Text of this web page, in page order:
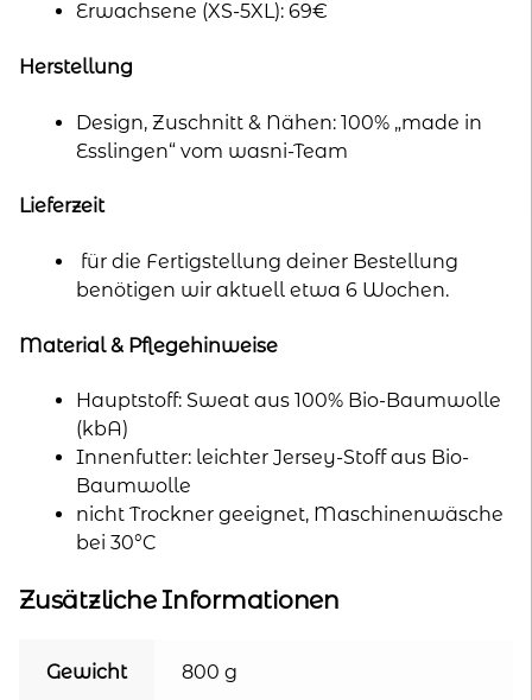
Erwachsene (XS-5XL): 69€
Herstellung
Design, Zuschnitt & Nähen: 100% „made in
Esslingen“ vom wasni-Team
Lieferzeit
für die Fertigstellung deiner Bestellung
benötigen wir aktuell etwa 6 Wochen.
Material & Pflegehinweise
Hauptstoff: Sweat aus 100% Bio-Baumwolle
(kbA)
Innenfutter: leichter Jersey-Stoff aus Bio-
Baumwolle
nicht Trockner geeignet, Maschinenwäsche
bei 30°C
Zusätzliche Informationen
Gewicht 800 g